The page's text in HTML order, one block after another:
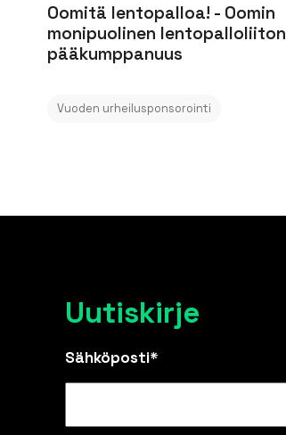
Oomitä lentopalloa! - Oomin
monipuolinen lentopalloliiton
pääkumppanuus
Vuoden urheilusponsorointi
Uutiskirje
Sähköposti*